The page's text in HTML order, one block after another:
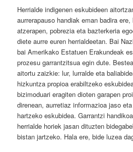
Herrialde indigenen eskubideen
aurrerapauso handiak eman badira ere,
atzerapen, pobrezia eta bazterkeria
diete aurre euren herrialdeetan. Bai
bai Amerikako Estatuen Erakundeak
prozesu garrantzitsua egin dute.
aitortu zaizkie: lur, lurralde eta
hizkuntza propioa erabiltzeko
bizimoduari eragiten dioten garapen
direnean, aurretiaz informazioa jaso
hartzeko eskubidea. Garrantzi
herrialde horiek jasan dituzten
bistan jartzeko. Hala ere, bide luzea